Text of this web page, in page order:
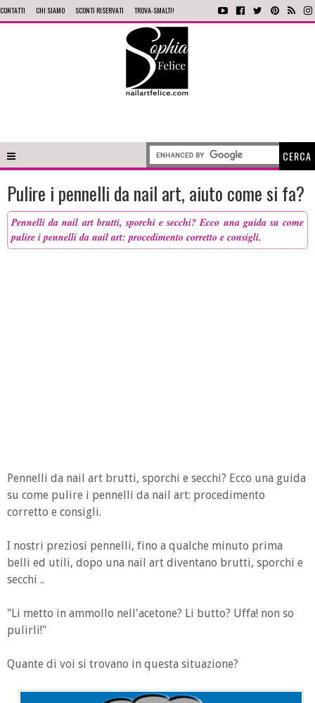
CONTATTI CHI SIAMO SCONTI RISERVATI TROVA-SMALTI!
Pulire i pennelli da nail art, aiuto come si fa?
Pennelli da nail art brutti, sporchi e secchi? Ecco una guida su come
pulire i pennelli da nail art: procedimento corretto e consigli.
Pennelli da nail art brutti, sporchi e secchi? Ecco una guida
su come pulire i pennelli da nail art: procedimento
corretto e consigli.
I nostri preziosi pennelli, fino a qualche minuto prima
belli ed utili, dopo una nail art diventano brutti, sporchi e
secchi ..
"Li metto in ammollo nell'acetone? Li butto? Uffa! non so
pulirli!"
Quante di voi si trovano in questa situazione?